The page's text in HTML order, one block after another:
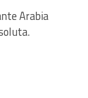
Arabia